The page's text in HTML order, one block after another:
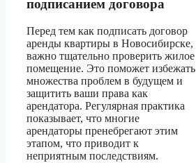
подписанием договора
Перед тем как подписать договор
аренды квартиры в Новосибирске,
важно тщательно проверить жилое
помещение. Это поможет избежать
множества проблем в будущем и
защитить ваши права как
арендатора. Регулярная практика
показывает, что многие
арендаторы пренебрегают этим
этапом, что приводит к
неприятным последствиям.